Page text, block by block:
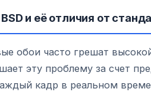
и её отличия от
обои часто грешат
эту проблему за счет
кадр в реальном